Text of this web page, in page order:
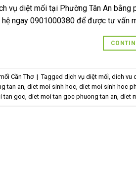
vụ diệt mối tại Phường Tân An
ngay 0901000380 để được tư vấn
Cần Thơ | Tagged dịch vụ diệt mối, dich vu
tan an, diet moi sinh hoc, diet moi sinh hoc
tan goc, diet moi tan goc phuong tan an, diet